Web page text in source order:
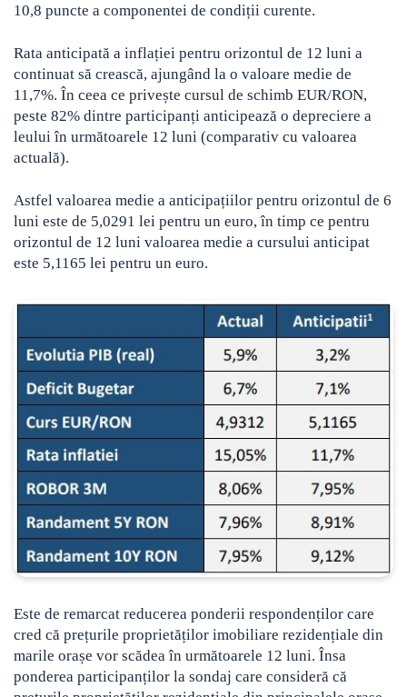
10,8 puncte a componentei de condiții curente.
Rata anticipată a inflației pentru orizontul de 12 luni a
continuat să crească, ajungând la o valoare medie de
11,7%. În ceea ce privește cursul de schimb EUR/RON,
peste 82% dintre participanți anticipează o depreciere a
leului în următoarele 12 luni (comparativ cu valoarea
actuală).
Astfel valoarea medie a anticipațiilor pentru orizontul de 6
luni este de 5,0291 lei pentru un euro, în timp ce pentru
orizontul de 12 luni valoarea medie a cursului anticipat
este 5,1165 lei pentru un euro.
Este de remarcat reducerea ponderii respondenților care
cred că prețurile proprietăților imobiliare rezidențiale din
marile orașe vor scădea în următoarele 12 luni. Însa
ponderea participanților la sondaj care consideră că